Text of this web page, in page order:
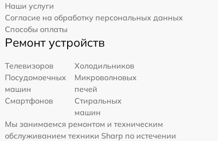
Наши услуги
Согласие на обработку персональных данных
Способы оплаты
Ремонт устройств
Телевизоров
Холодильников
Посудомоечных
машин
Микроволновых
печей
Смартфонов
Стиральных
машин
Мы занимаемся ремонтом и техническим
обслуживанием техники Sharp по истечении